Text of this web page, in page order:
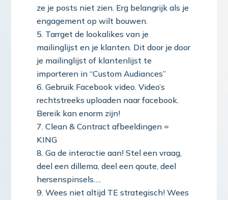
ze je posts niet zien. Erg belangrijk als je
engagement op wilt bouwen.
Tarrget de lookalikes van je
mailinglijst en je klanten. Dit door je door
je mailinglijst of klantenlijst te
importeren in “Custom Audiances”
Gebruik Facebook video. Video’s
rechtstreeks uploaden naar facebook.
Bereik kan enorm zijn!
Clean & Contract afbeeldingen =
KING
Ga de interactie aan! Stel een vraag,
deel een dillema, deel een qoute, deel
hersenspinsels….
Wees niet altijd TE strategisch! Wees